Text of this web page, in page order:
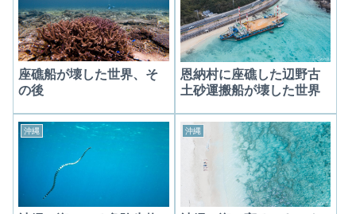
座礁船が壊した世界、そ
の後
恩納村に座礁した辺野古
土砂運搬船が壊した世界
沖縄 沖縄